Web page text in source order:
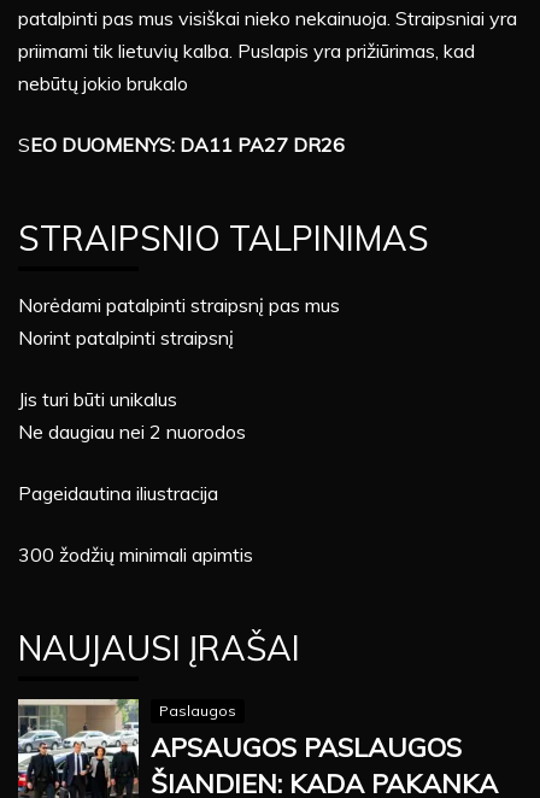
patalpinti pas mus visiškai nieko nekainuoja. Straipsniai yra
priimami tik lietuvių kalba. Puslapis yra prižiūrimas, kad
nebūtų jokio brukalo
SEO DUOMENYS: DA11 PA27 DR26
STRAIPSNIO TALPINIMAS
Norėdami patalpinti straipsnį pas mus
Norint patalpinti straipsnį
Jis turi būti unikalus
Ne daugiau nei 2 nuorodos
Pageidautina iliustracija
300 žodžių minimali apimtis
NAUJAUSI ĮRAŠAI
Paslaugos
APSAUGOS PASLAUGOS
ŠIANDIEN: KADA PAKANKA